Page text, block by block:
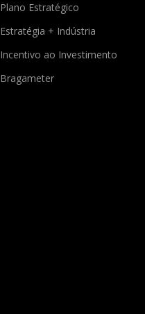
Plano Estratégico
Estratégia + Indústria
Incentivo ao Investimento
Bragameter